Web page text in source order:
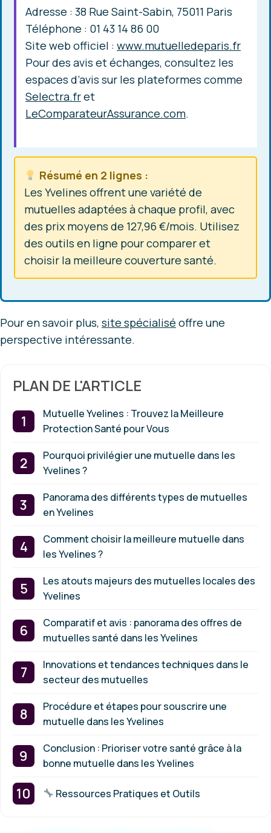
Adresse : 38 Rue Saint-Sabin, 75011 Paris
Téléphone : 01 43 14 86 00
Site web officiel : www.mutuelledeparis.fr
Pour des avis et échanges, consultez les
espaces d’avis sur les plateformes comme
Selectra.fret
LeComparateurAssurance.com.
Résumé en 2 lignes :
Les Yvelines offrent une variété de
mutuelles adaptées à chaque profil, avec
des prix moyens de 127,96 €/mois. Utilisez
des outils en ligne pour comparer et
choisir la meilleure couverture santé.
Pour en savoir plus, site spécialisé offre une
perspective intéressante.
PLAN DE L'ARTICLE
Mutuelle Yvelines : Trouvez la Meilleure
Protection Santé pour Vous
Pourquoi privilégier une mutuelle dans les
Yvelines ?
Panorama des différents types de mutuelles
en Yvelines
Comment choisir la meilleure mutuelle dans
les Yvelines ?
Les atouts majeurs des mutuelles locales des
Yvelines
Comparatif et avis : panorama des offres de
mutuelles santé dans les Yvelines
Innovations et tendances techniques dans le
secteur des mutuelles
Procédure et étapes pour souscrire une
mutuelle dans les Yvelines
Conclusion : Prioriser votre santé grâce à la
bonne mutuelle dans les Yvelines
Ressources Pratiques et Outils